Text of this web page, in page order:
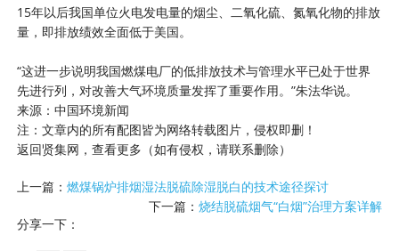
15年以后我国单位火电发电量的烟尘、二氧化硫、氮氧化物的排放
量，即排放绩效全面低于美国。
“这进一步说明我国燃煤电厂的低排放技术与管理水平已处于世界
先进行列，对改善大气环境质量发挥了重要作用。”朱法华说。
来源：中国环境新闻
注：文章内的所有配图皆为网络转载图片，侵权即删！
返回贤集网，查看更多（如有侵权，请联系删除）
上一篇：燃煤锅炉排烟湿法脱硫除湿脱白的技术途径探讨
下一篇： 烧结脱硫烟气“白烟”治理方案详解
分享一下：